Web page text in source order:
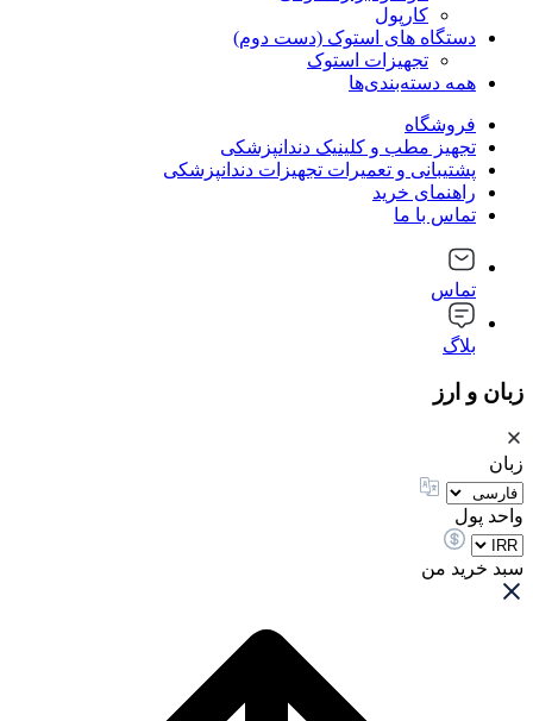
کارپول
دستگاه های استوک (دست دوم)
تجهیزات استوک
همه دسته‌بندی‌ها
فروشگاه
تجهیز مطب و کلینیک دندانپزشکی
پشتیبانی و تعمیرات تجهیزات دندانپزشکی
راهنمای خرید
تماس با ما
تماس
بلاگ
زبان و ارز
زبان
واحد پول
سبد خرید من